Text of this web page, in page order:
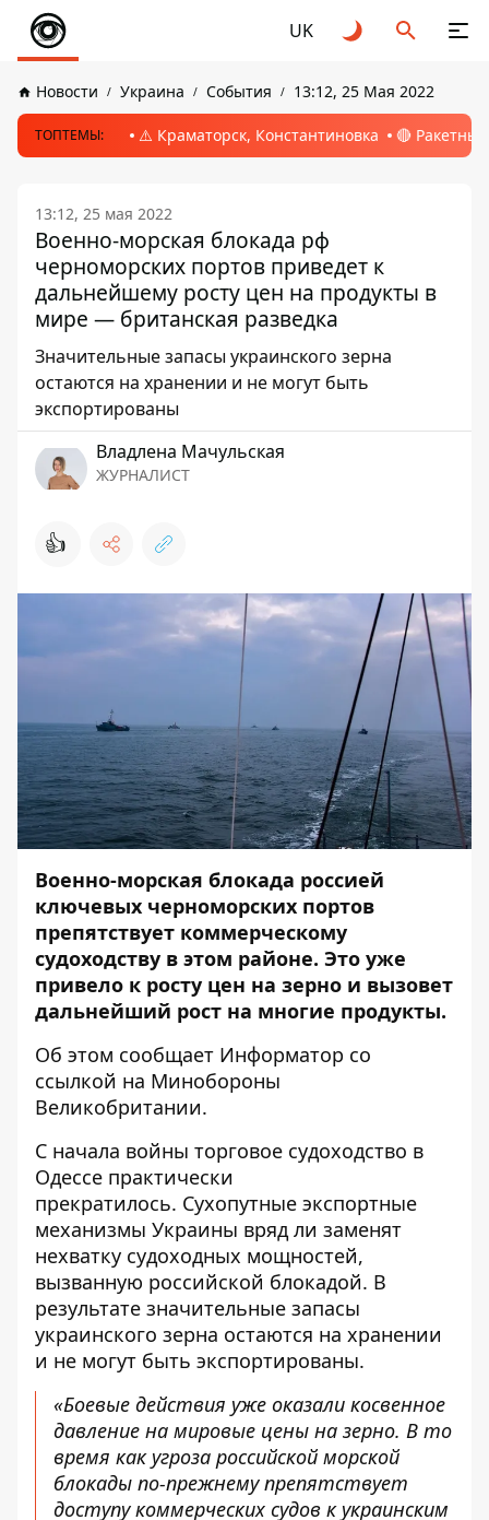
UK
Новости Украина События 13:12, 25 Мая 2022
ТОПТЕМЫ: ⚠️ Краматорск, Константиновка 🔴
13:12, 25 мая 2022
Военно-морская блокада рф
черноморских портов приведет к
дальнейшему росту цен на продукты в
мире — британская разведка
Значительные запасы украинского зерна
остаются на хранении и не могут быть
экспортированы
Владлена Мачульская
ЖУРНАЛИСТ
👍
Военно-морская блокада россией
ключевых черноморских портов
препятствует коммерческому
судоходству в этом районе. Это уже
привело к росту цен на зерно и вызовет
дальнейший рост на многие продукты.
Об этом сообщает Информатор со
ссылкой на Минобороны
Великобритании.
С начала войны торговое судоходство в
Одессе практически
прекратилось. Сухопутные экспортные
механизмы Украины вряд ли заменят
нехватку судоходных мощностей,
вызванную российской блокадой. В
результате значительные запасы
украинского зерна остаются на хранении
и не могут быть экспортированы.
«Боевые действия уже оказали косвенное
давление на мировые цены на зерно. В то
время как угроза российской морской
блокады по-прежнему препятствует
доступу коммерческих судов к украинским